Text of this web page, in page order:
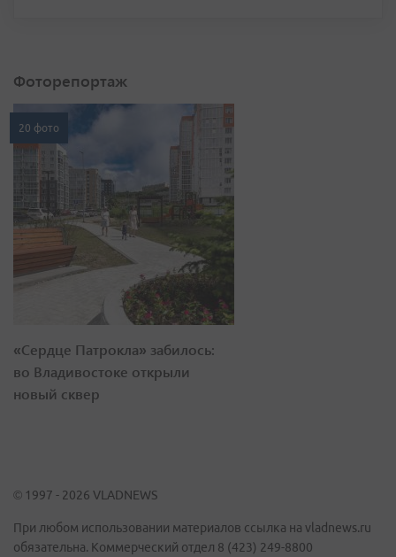
Фоторепортаж
20 фото
«Сердце Патрокла» забилось:
во Владивостоке открыли
новый сквер
© 1997 - 2026 VLADNEWS
При любом использовании материалов ссылка на vladnews.ru
обязательна. Коммерческий отдел 8 (423) 249-8800